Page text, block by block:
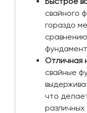
свайного
гораздо
Отличная
свайные
что
различных